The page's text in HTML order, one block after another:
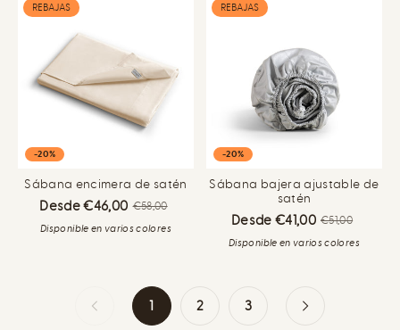
-20%
REBAJAS
Sábana encimera de satén
Desde €46,00 €58,00
Disponible en varios colores
-20%
REBAJAS
Sábana bajera ajustable de
satén
Desde €41,00 €51,00
Disponible en varios colores
1 2 3